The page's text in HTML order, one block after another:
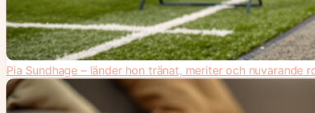
Pia Sundhage – länder hon tränat, meriter och nuvarande